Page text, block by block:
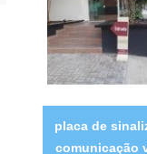
placa de
comunicação